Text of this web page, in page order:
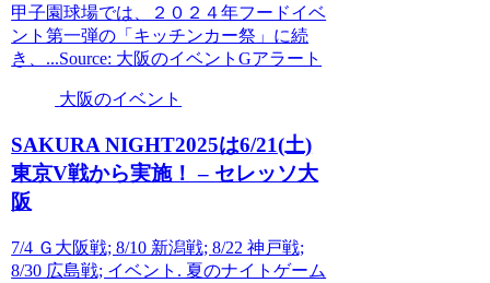
甲子園球場では、２０２４年フードイベ
ント第一弾の「キッチンカー祭」に続
き、...Source: 大阪のイベントGアラート
大阪のイベント
SAKURA NIGHT2025は6/21(土)
東京V戦から実施！ – セレッソ大
阪
7/4 Ｇ大阪戦; 8/10 新潟戦; 8/22 神戸戦;
8/30 広島戦; イベント. 夏のナイトゲーム